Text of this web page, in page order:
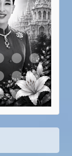
Item 8Item 9Item 10
17Item 18Item 19Item 20
26
Item 27Item 28